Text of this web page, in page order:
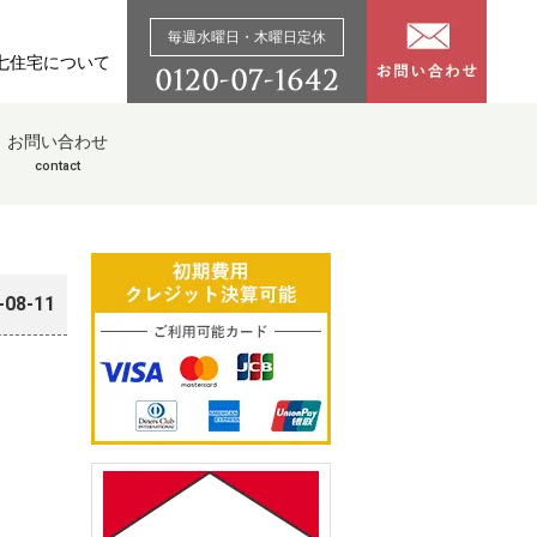
住宅について
毎週水曜日・木曜日定休
お問い合わせ
contact
11